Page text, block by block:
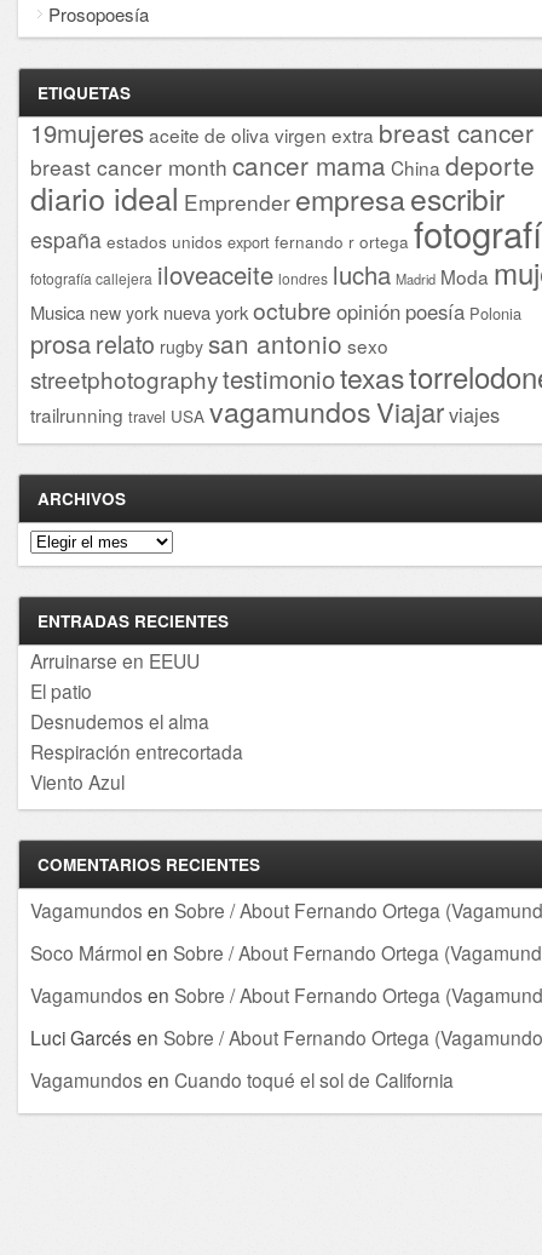
Prosopoesía
ETIQUETAS
19mujeresaceite de oliva virgen extra breast cancer
breast cancer month cancer mama China deporte
diario ideal Emprender empresaescribir
españa estados unidos export fernando r ortega
fotografía callejera iloveaceite londres lucha Madrid Moda
Musica new york nueva yorkoctubre opinión poesía Polonia
prosarelato rugby san antonio sexo
streetphotographytestimoniotexas
trailrunning travel USA vagamundosViajarviajes
ARCHIVOS
Archivos
ENTRADAS RECIENTES
Arruinarse en EEUU
El patio
Desnudemos el alma
Respiración entrecortada
Viento Azul
COMENTARIOS RECIENTES
Vagamundos en Sobre / About Fernando Ortega
Soco Mármolen Sobre / About Fernando Ortega
Vagamundos en Sobre / About Fernando Ortega
Luci Garcés en Sobre / About Fernando Ortega
Vagamundos en Cuando toqué el sol de California